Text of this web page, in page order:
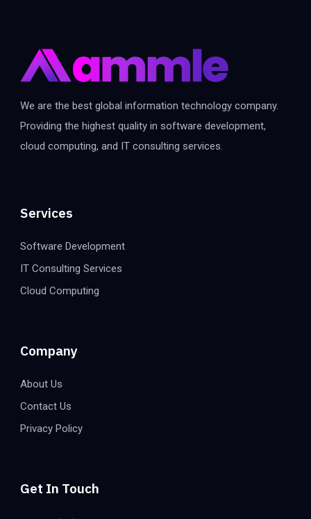
We are the best global information technology company.
Providing the highest quality in software development,
cloud computing, and IT consulting services.
Services
Software Development
IT Consulting Services
Cloud Computing
Company
About Us
Contact Us
Privacy Policy
Get In Touch